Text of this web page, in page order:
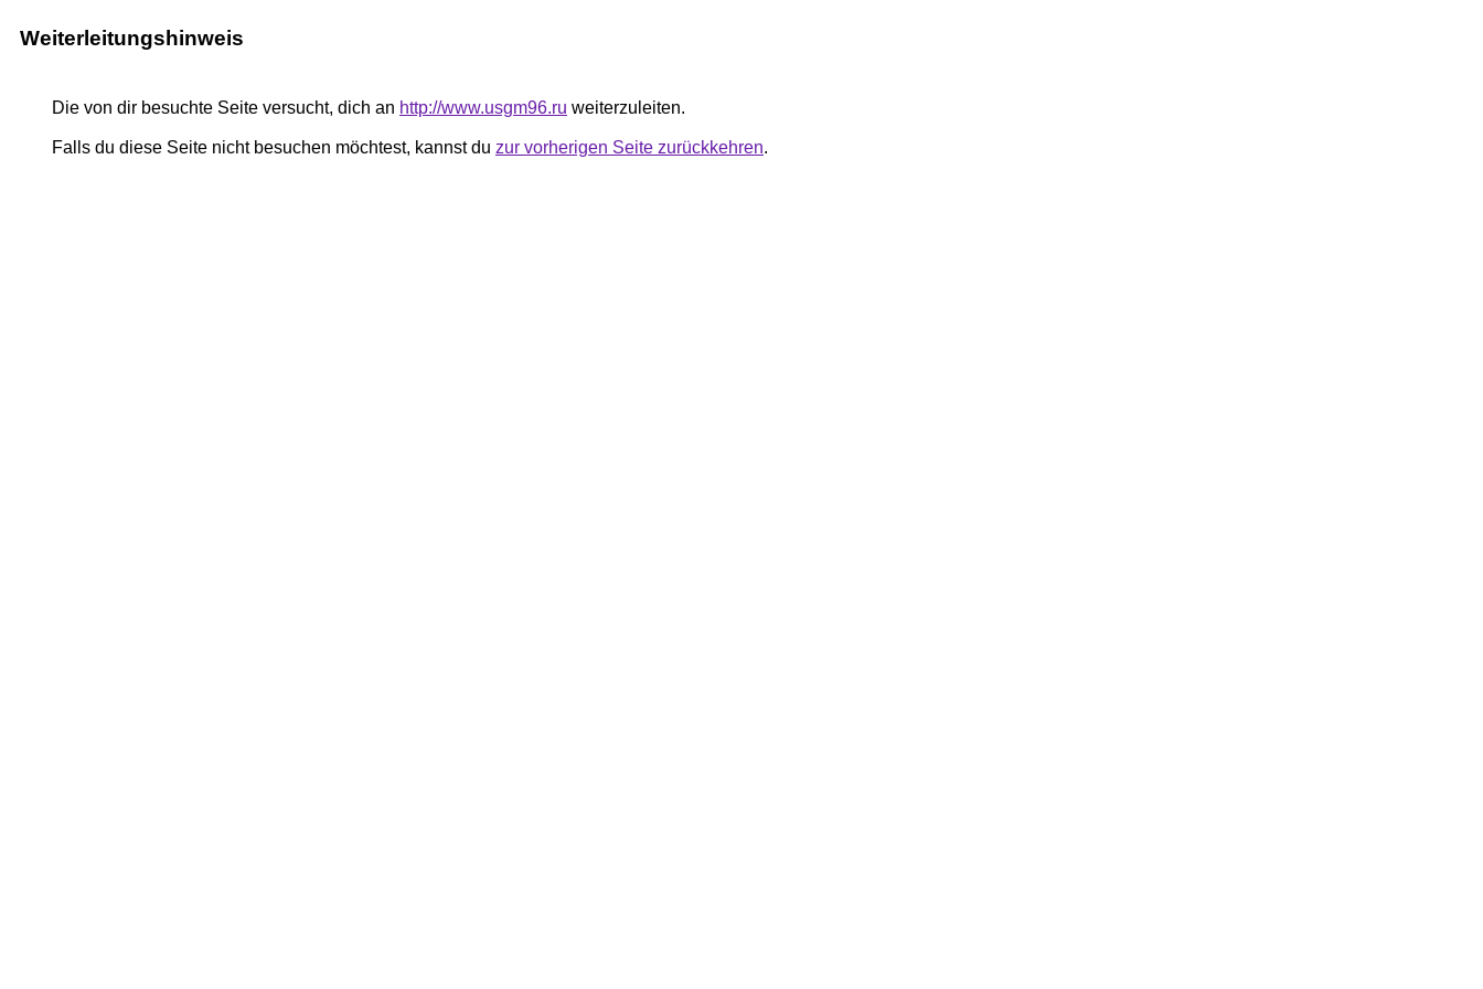
Weiterleitungshinweis
Die von dir besuchte Seite versucht, dich an http://www.usgm96.ru weiterzuleiten.
Falls du diese Seite nicht besuchen möchtest, kannst du zur vorherigen Seite zurückkehren.